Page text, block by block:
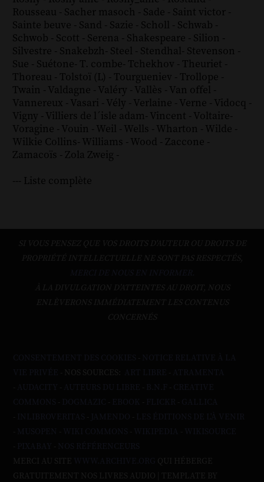
Rousseau - Sacher masoch - Sade - Saint victor -
Sainte beuve - Sand - Sazie - Scholl - Schwab -
Schwob - Scott - Serena - Shakespeare - Silion -
Silvestre - Snakebzh- Steel - Stendhal- Stevenson -
Sue - Suétone- T. combe- Tchekhov - Theuriet -
Thoreau - Tolstoï (L) - Tourgueniev - Trollope -
Twain - Valdagne - Valéry - Vallès - Van offel -
Vannereux - Vasari - Vély - Verlaine - Verne - Vidocq -
Vigny - Villiers de l´isle adam- Vincent - Voltaire-
Voragine - Vouin - Weil - Wells - Wharton - Wilde -
Wilkie Collins- Williams - Wood - Zaccone -
Zamacoïs - Zola Zweig -
--- Liste complète